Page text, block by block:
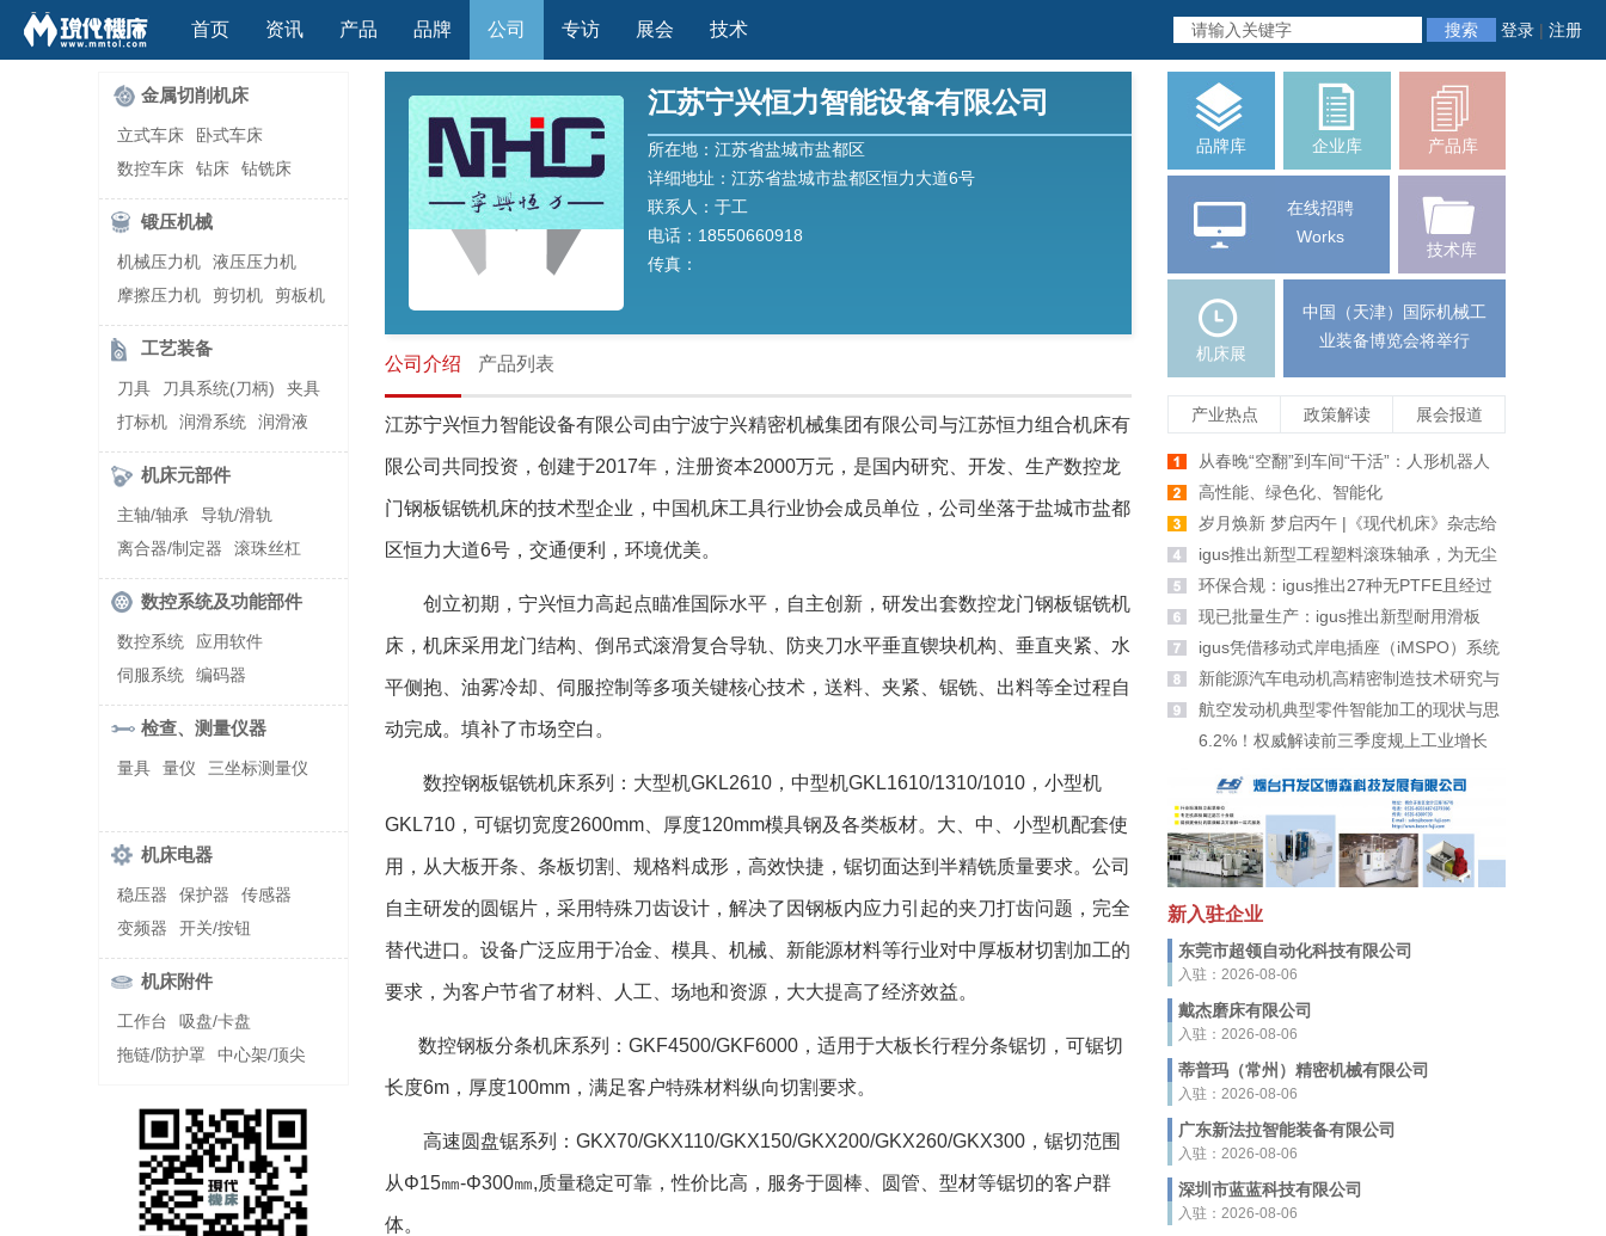
首页 资讯 产品 品牌 公司 专访 展会 技术 搜索 登录 | 注册
金属切削机床
立式车床
卧式车床
数控车床
钻床
钻铣床
立式镗(铣)床
卧式镗(铣)床
龙门铣镗床
立式铣床
卧式铣床
雕刻机
平面磨床
外圆磨床
内圆磨床
龙门磨床
滚齿机\铣齿机
刨床
带锯床
车削加工中心
立式加工中心
卧式加工中心
龙门加工中心
激光快速成型
组合机床
螺纹加工机床
锻压机械
机械压力机
液压压力机
摩擦压力机
剪切机
剪板机
自动锻压机
折弯机
弯管机
快速成型机
工艺装备
刀具 刀具系统(刀柄)
夹具
打标机
润滑系统
润滑液
切削液
刃磨机
机床元部件
主轴/轴承
导轨/滑轨
离合器/制定器
滚珠丝杠
齿轮/减速器
数控系统及功能部件
数控系统
应用软件
伺服系统
编码器
检查、测量仪器
量具 量仪 三坐标测量仪
机床电器
稳压器 保护器
传感器
变频器
开关/按钮
机床附件
工作台
吸盘/卡盘
拖链/防护罩
中心架/顶尖
江苏宁兴恒力智能设备有限公司
所在地：江苏省盐城市盐都区
详细地址：江苏省盐城市盐都区恒力大道6号
联系人：于工
电话：18550660918
传真：
公司介绍 产品列表
江苏宁兴恒力智能设备有限公司由宁波宁兴精密机械集团有限公司与江苏恒力组合机床有
限公司共同投资，创建于2017年，注册资本2000万元，是国内研究、开发、生产数控龙
门钢板锯铣机床的技术型企业，中国机床工具行业协会成员单位，公司坐落于盐城市盐都
区恒力大道6号，交通便利，环境优美。
创立初期，宁兴恒力高起点瞄准国际水平，自主创新，研发出套数控龙门钢板锯铣机
床，机床采用龙门结构、倒吊式滚滑复合导轨、防夹刀水平垂直锲块机构、垂直夹紧、水
平侧抱、油雾冷却、伺服控制等多项关键核心技术，送料、夹紧、锯铣、出料等全过程自
动完成。填补了市场空白。
数控钢板锯铣机床系列：大型机GKL2610，中型机GKL1610/1310/1010，小型机
GKL710，可锯切宽度2600mm、厚度120mm模具钢及各类板材。大、中、小型机配套使
用，从大板开条、条板切割、规格料成形，高效快捷，锯切面达到半精铣质量要求。公司
自主研发的圆锯片，采用特殊刀齿设计，解决了因钢板内应力引起的夹刀打齿问题，完全
替代进口。设备广泛应用于冶金、模具、机械、新能源材料等行业对中厚板材切割加工的
要求，为客户节省了材料、人工、场地和资源，大大提高了经济效益。
数控钢板分条机床系列：GKF4500/GKF6000，适用于大板长行程分条锯切，可锯切
长度6m，厚度100mm，满足客户特殊材料纵向切割要求。
高速圆盘锯系列：GKX70/GKX110/GKX150/GKX200/GKX260/GKX300，锯切范围
从Φ15㎜-Φ300㎜,质量稳定可靠，性价比高，服务于圆棒、圆管、型材等锯切的客户群
体。
品牌库 企业库 产品库
在线招聘
Works
技术库
机床展
中国（天津）国际机械工
业装备博览会将举行
产业热点 政策解读 展会报道
从春晚“空翻”到车间“干活”：人形机器人
爆发前夕，机床行业如何牵手未来智造
高性能、绿色化、智能化
岁月焕新 梦启丙午 |《现代机床》杂志给
大家拜年啦！
igus推出新型工程塑料滚珠轴承，为无尘
室带来更高安全性
环保合规：igus推出27种无PTFE且经过
PFAS检测的新材料
现已批量生产：igus推出新型耐用滑板
轮、滑轮及滚轮适配器
igus凭借移动式岸电插座（iMSPO）系统
荣获“年度海事创新者”奖
新能源汽车电动机高精密制造技术研究与
应用航空发动机典型零件智能加工的现状与思
6.2%！权威解读前三季度规上工业增长
新入驻企业
东莞市超领自动化科技有限公司
入驻：2026-08-06
戴杰磨床有限公司
入驻：2026-08-06
蒂普玛（常州）精密机械有限公司
入驻：2026-08-06
广东新法拉智能装备有限公司
入驻：2026-08-06
深圳市蓝蓝科技有限公司
入驻：2026-08-06